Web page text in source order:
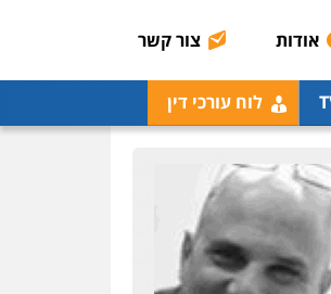
אודות צור קשר
לוח עורכי דין
מנשה, אלמוג – עורכי דין
פלילי עבירות תנועה
צווארון לבן תעבורה עורכי
דין לענייני אסירים מעצרים
0546470989
עו"ד אבי כהן
פלילי פשיעה חמורה
קטינים אלימות סמים
עבירות מין